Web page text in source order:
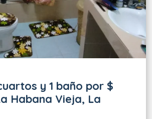
y 1 baño por $
Habana Vieja, La